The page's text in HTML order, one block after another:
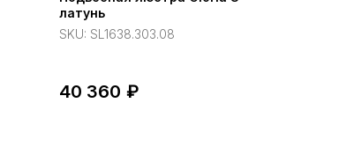
латунь
SKU: SL1638.303.08
40 360 ₽